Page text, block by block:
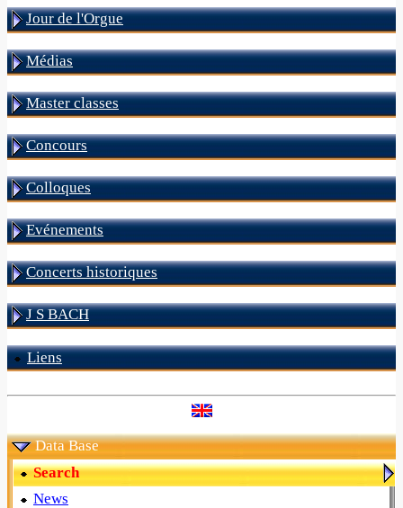
Jour de l'Orgue
Médias
Master classes
Concours
Colloques
Evénements
Concerts historiques
J S BACH
Liens
Data Base
Search
News